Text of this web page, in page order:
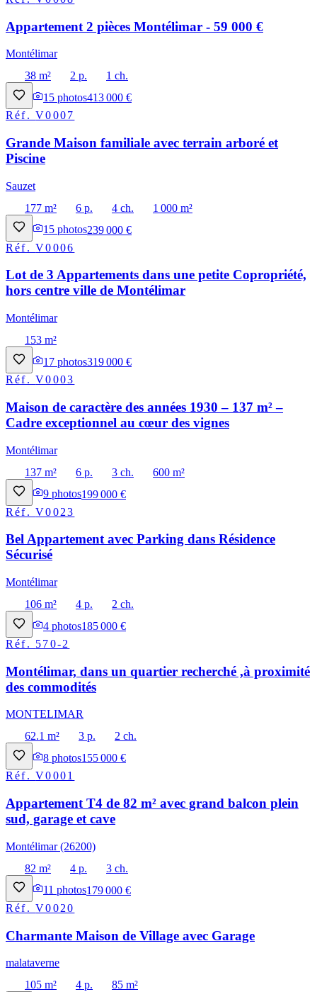
Appartement 2 pièces Montélimar - 59 000 €
Montélimar
38 m²
2 p.
1 ch.
15 photos413 000 €
Réf.V0007
Grande Maison familiale avec terrain arboré et
Piscine
Sauzet
177 m²
6 p. 4 ch.
1 000 m²
15 photos239 000 €
Réf.V0006
Lot de 3 Appartements dans une petite Copropriété,
hors centre ville de Montélimar
Montélimar
153 m²
17 photos319 000 €
Réf.V0003
Maison de caractère des années 1930 – 137 m² –
Cadre exceptionnel au cœur des vignes
Montélimar
137 m²
6 p. 3 ch.
600 m²
9 photos199 000 €
Réf.V0023
Bel Appartement avec Parking dans Résidence
Sécurisé
Montélimar
106 m²
4 p.
2 ch.
4 photos185 000 €
Réf. 570-2
Montélimar, dans un quartier recherché ,à proximité
des commodités
MONTELIMAR
62.1 m²
3 p.
2 ch.
8 photos155 000 €
Réf.V0001
Appartement T4 de 82 m² avec grand balcon plein
sud, garage et cave
Montélimar (26200)
82 m²
4 p.
3 ch.
11 photos179 000 €
Réf.V0020
Charmante Maison de Village avec Garage
malataverne
105 m²
4 p.
85 m²